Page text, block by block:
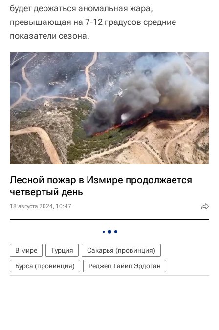
будет держаться аномальная жара,
превышающая на 7-12 градусов средние
показатели сезона.
Лесной пожар в Измире продолжается
четвертый день
18 августа 2024, 10:47
В мире Турция
Сакарья (провинция)
Бурса (провинция)
Реджеп Тайип Эрдоган